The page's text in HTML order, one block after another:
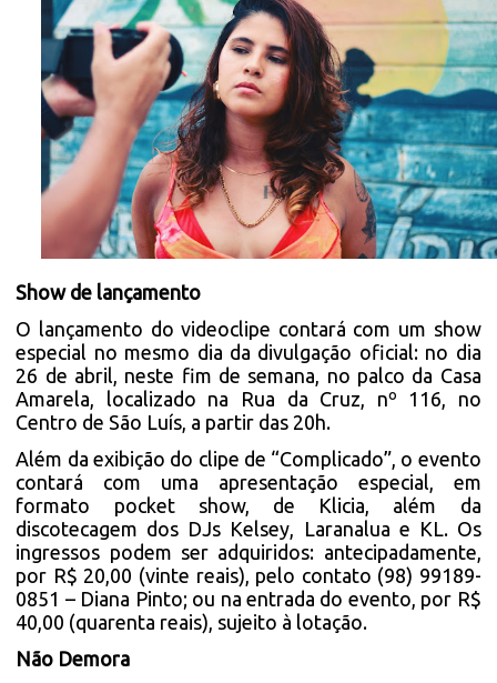
Show de lançamento
O lançamento do videoclipe contará com um show
especial no mesmo dia da divulgação oficial: no dia
26 de abril, neste fim de semana, no palco da Casa
Amarela, localizado na Rua da Cruz, nº 116, no
Centro de São Luís, a partir das 20h.
Além da exibição do clipe de “Complicado”, o evento
contará com uma apresentação especial, em
formato pocket show, de Klicia, além da
discotecagem dos DJs Kelsey, Laranalua e KL. Os
ingressos podem ser adquiridos: antecipadamente,
por R$ 20,00 (vinte reais), pelo contato (98) 99189-
0851 – Diana Pinto; ou na entrada do evento, por R$
40,00 (quarenta reais), sujeito à lotação.
Não Demora